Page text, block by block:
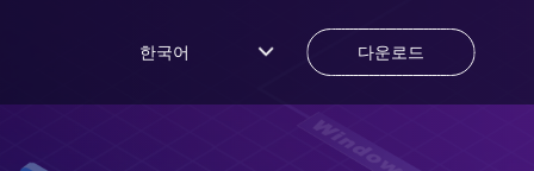
한국어 다운로드